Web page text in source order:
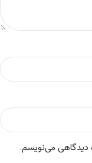
دیدگاهی می‌نویسم.